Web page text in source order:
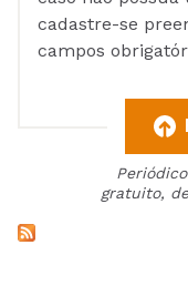
cadastre-se
campos
gratuito,